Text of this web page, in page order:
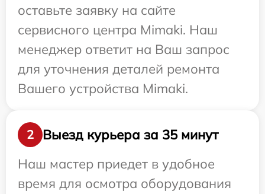
оставьте заявку на сайте
сервисного центра Mimaki. Наш
менеджер ответит на Ваш запрос
для уточнения деталей ремонта
Вашего устройства Mimaki.
2
Выезд курьера за 35 минут
Наш мастер приедет в удобное
время для осмотра оборудования